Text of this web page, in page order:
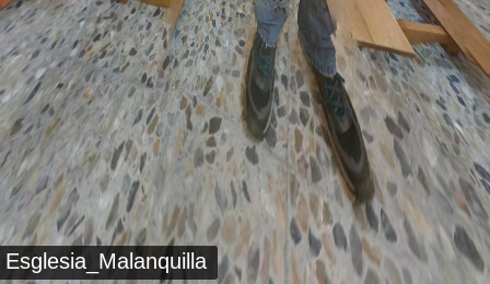
Esglesia_Malanquilla